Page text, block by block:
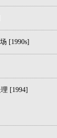
[1990s]
[1994]